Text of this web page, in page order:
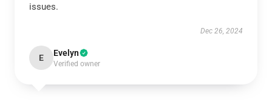
issues.
Dec 26, 2024
E Evelyn
Verified owner